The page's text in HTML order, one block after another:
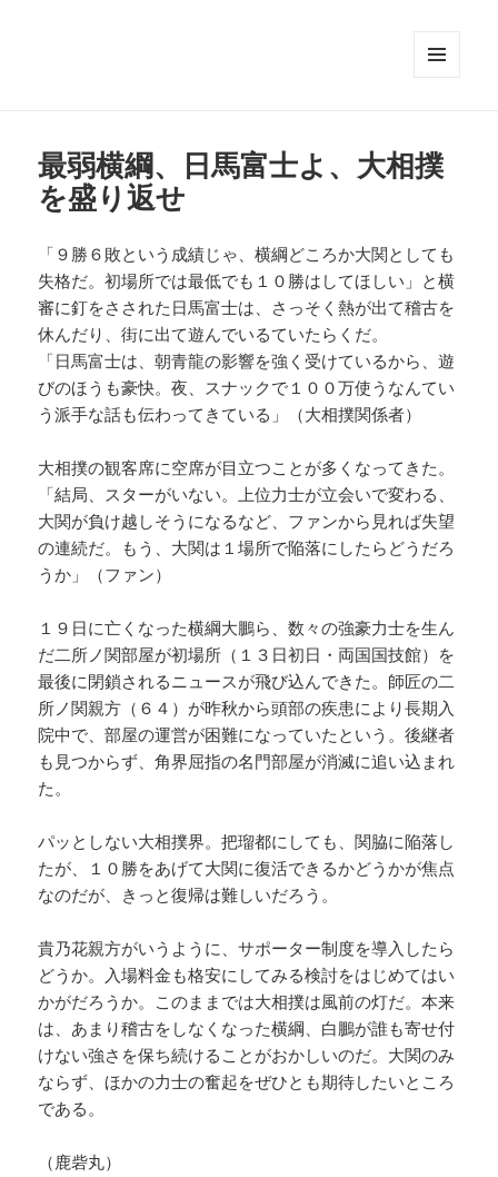
ット
最弱横綱、日馬富士よ、大相撲
を盛り返せ
「９勝６敗という成績じゃ、横綱どころか大関としても
失格だ。初場所では最低でも１０勝はしてほしい」と横
審に釘をさされた日馬富士は、さっそく熱が出て稽古を
休んだり、街に出て遊んでいるていたらくだ。
「日馬富士は、朝青龍の影響を強く受けているから、遊
びのほうも豪快。夜、スナックで１００万使うなんてい
う派手な話も伝わってきている」（大相撲関係者）
大相撲の観客席に空席が目立つことが多くなってきた。
「結局、スターがいない。上位力士が立会いで変わる、
大関が負け越しそうになるなど、ファンから見れば失望
の連続だ。もう、大関は１場所で陥落にしたらどうだろ
うか」（ファン）
１９日に亡くなった横綱大鵬ら、数々の強豪力士を生ん
だ二所ノ関部屋が初場所（１３日初日・両国国技館）を
最後に閉鎖されるニュースが飛び込んできた。師匠の二
所ノ関親方（６４）が昨秋から頭部の疾患により長期入
院中で、部屋の運営が困難になっていたという。後継者
も見つからず、角界屈指の名門部屋が消滅に追い込まれ
た。
パッとしない大相撲界。把瑠都にしても、関脇に陥落し
たが、１０勝をあげて大関に復活できるかどうかが焦点
なのだが、きっと復帰は難しいだろう。
貴乃花親方がいうように、サポーター制度を導入したら
どうか。入場料金も格安にしてみる検討をはじめてはい
かがだろうか。このままでは大相撲は風前の灯だ。本来
は、あまり稽古をしなくなった横綱、白鵬が誰も寄せ付
けない強さを保ち続けることがおかしいのだ。大関のみ
ならず、ほかの力士の奮起をぜひとも期待したいところ
である。
（鹿砦丸）